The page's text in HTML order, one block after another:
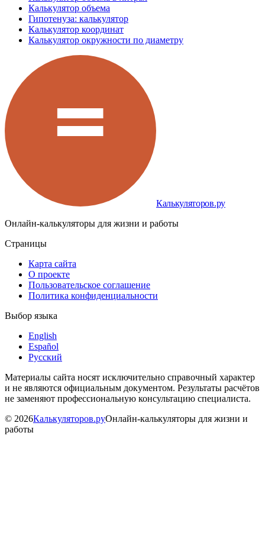
Калькулятор объема
Гипотенуза: калькулятор
Калькулятор координат
Калькулятор окружности по диаметру
Калькуляторов.ру
Онлайн-калькуляторы для жизни и работы
Страницы
Карта сайта
О проекте
Пользовательское соглашение
Политика конфиденциальности
Выбор языка
English
Español
Русский
Материалы сайта носят исключительно справочный характер
и не являются официальным документом. Результаты расчётов
не заменяют профессиональную консультацию специалиста.
© 2026Калькуляторов.руОнлайн-калькуляторы для жизни и
работы